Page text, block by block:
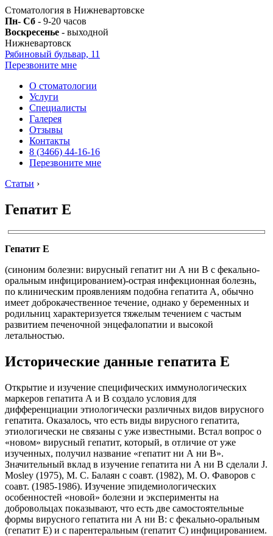
Стоматология в Нижневартовске
Пн- Сб - 9-20 часов
Воскресенье - выходной
Нижневартовск
Рябиновый бульвар, 11
Перезвоните мне
О стоматологии
Услуги
Специалисты
Галерея
Отзывы
Контакты
8 (3466) 44-16-16
Перезвоните мне
Статьи ›
Гепатит Е
Гепатит Е
(синоним болезни: вирусный гепатит ни А ни В с фекально-
оральным инфицированием)-острая инфекционная болезнь,
по клиническим проявлениям подобна гепатита А, обычно
имеет доброкачественное течение, однако у беременных и
родильниц характеризуется тяжелым течением с частым
развитием печеночной энцефалопатии и высокой
летальностью.
Исторические данные гепатита Е
Открытие и изучение специфических иммунологических
маркеров гепатита А и В создало условия для
дифференциации этиологически различных видов вирусного
гепатита. Оказалось, что есть виды вирусного гепатита,
этиологически не связаны с уже известными. Встал вопрос о
«новом» вирусный гепатит, который, в отличие от уже
изученных, получил название «гепатит ни А ни В».
Значительный вклад в изучение гепатита ни А ни В сделали J.
Mosley (1975), М. С. Балаян с соавт. (1982), М. О. Фаворов с
соавт. (1985-1986). Изучение эпидемиологических
особенностей «новой» болезни и эксперименты на
добровольцах показывают, что есть две самостоятельные
формы вирусного гепатита ни А ни В: с фекально-оральным
(гепатит Е) и с парентеральным (гепатит С) инфицированием.